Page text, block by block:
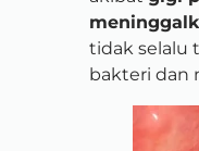
tidak selalu
bakteri dan